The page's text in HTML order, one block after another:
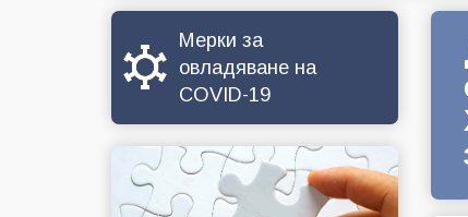
Мерки за
овладяване на
COVID-19